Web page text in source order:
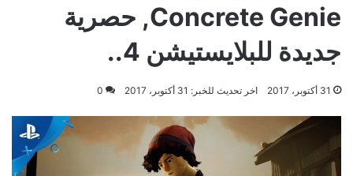
Concrete Genie, حصرية
جديدة للبلايستيشن 4..
31 أكتوبر، 2017 اخر تحديث للخبر: 31 أكتوبر، 2017 0